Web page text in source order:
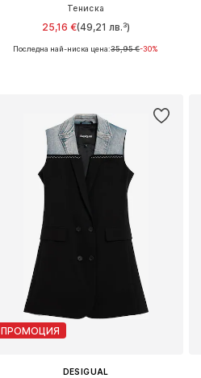
Тениска
25,16 €(49,21 лв.³)
Налични размери: XS, S, M, L
Последна най-ниска цена:35,95 €-30%
ПРОМОЦИЯ
DESIGUAL